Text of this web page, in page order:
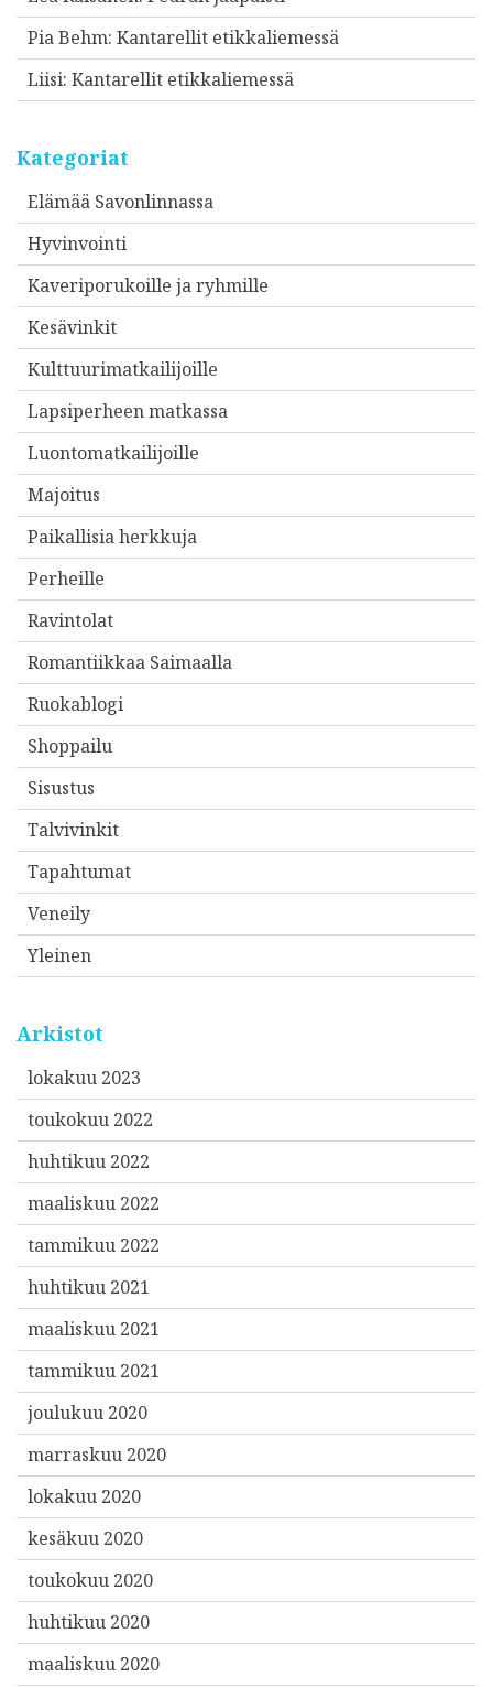
Pia Behm: Kantarellit etikkaliemessä
Liisi: Kantarellit etikkaliemessä
Kategoriat
Elämää Savonlinnassa
Hyvinvointi
Kaveriporukoille ja ryhmille
Kesävinkit
Kulttuurimatkailijoille
Lapsiperheen matkassa
Luontomatkailijoille
Majoitus
Paikallisia herkkuja
Perheille
Ravintolat
Romantiikkaa Saimaalla
Ruokablogi
Shoppailu
Sisustus
Talvivinkit
Tapahtumat
Veneily
Yleinen
Arkistot
lokakuu 2023
toukokuu 2022
huhtikuu 2022
maaliskuu 2022
tammikuu 2022
huhtikuu 2021
maaliskuu 2021
tammikuu 2021
joulukuu 2020
marraskuu 2020
lokakuu 2020
kesäkuu 2020
toukokuu 2020
huhtikuu 2020
maaliskuu 2020